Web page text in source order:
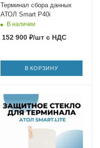
Терминал сбора данных
АТОЛ Smart P40i
В наличии
152 900₽/штс НДС
В КОРЗИНУ